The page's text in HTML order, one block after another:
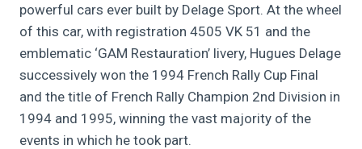
powerful cars ever built by Delage Sport. At the wheel
of this car, with registration 4505 VK 51 and the
emblematic ‘GAM Restauration’ livery, Hugues Delage
successively won the 1994 French Rally Cup Final
and the title of French Rally Champion 2nd Division in
1994 and 1995, winning the vast majority of the
events in which he took part.